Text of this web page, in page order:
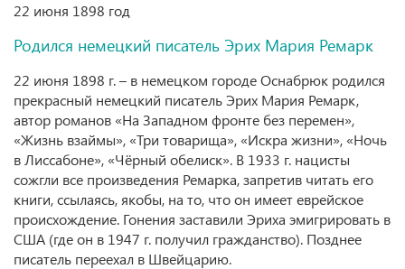
22 июня 1898 год
Родился немецкий писатель Эрих Мария Ремарк
22 июня 1898 г. – в немецком городе Оснабрюк родился
прекрасный немецкий писатель Эрих Мария Ремарк,
автор романов «На Западном фронте без перемен»,
«Жизнь взаймы», «Три товарища», «Искра жизни», «Ночь
в Лиссабоне», «Чёрный обелиск». В 1933 г. нацисты
сожгли все произведения Ремарка, запретив читать его
книги, ссылаясь, якобы, на то, что он имеет еврейское
происхождение. Гонения заставили Эриха эмигрировать в
США (где он в 1947 г. получил гражданство). Позднее
писатель переехал в Швейцарию.